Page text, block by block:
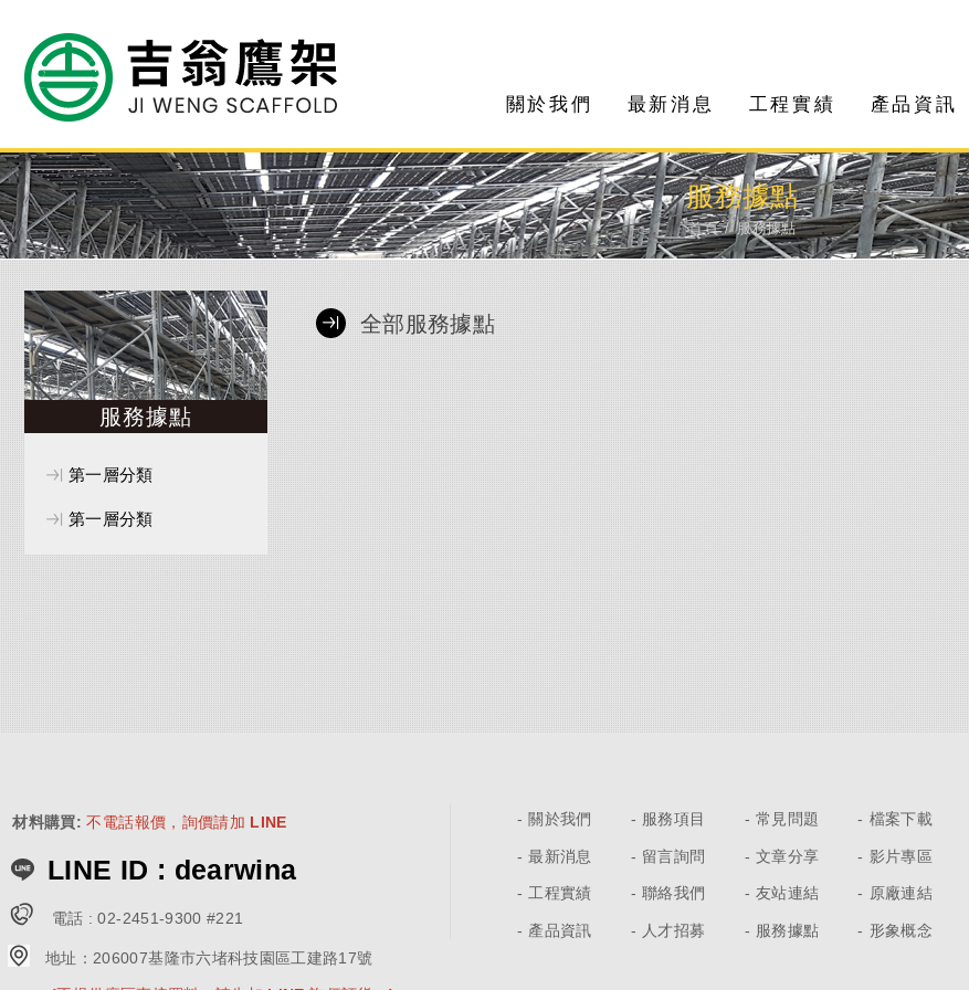
關於我們 最新消息 工程實績 產品資訊
服務據點
首頁 服務據點
服務據點
第一層分類
第一層分類
全部服務據點
材料購買: 不電話報價，詢價請加 LINE
LINE ID : dearwina
電話 :02-2451-9300 #221
地址： 206007基隆市六堵科技園區工建路17號
關於我們
最新消息
工程實績
產品資訊
服務項目
留言詢問
聯絡我們
人才招募
常見問題
文章分享
友站連結
服務據點
檔案下載
影片專區
原廠連結
形象概念